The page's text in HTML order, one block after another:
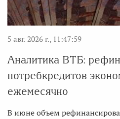
5 авг. 2026 г., 11:47:59
Аналитика ВТБ:
потребкредитов
ежемесячно
В июне объем